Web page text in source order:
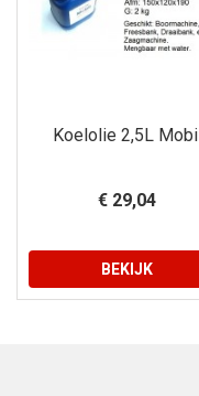
Koelolie 2,5L Mobil
€ 29,04
BEKIJK